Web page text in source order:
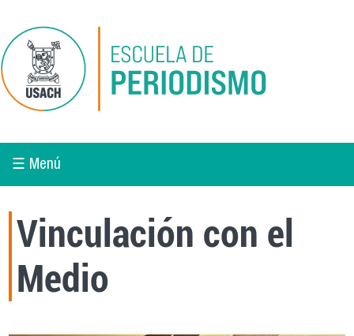
☰ Menú
Vinculación con el
Medio